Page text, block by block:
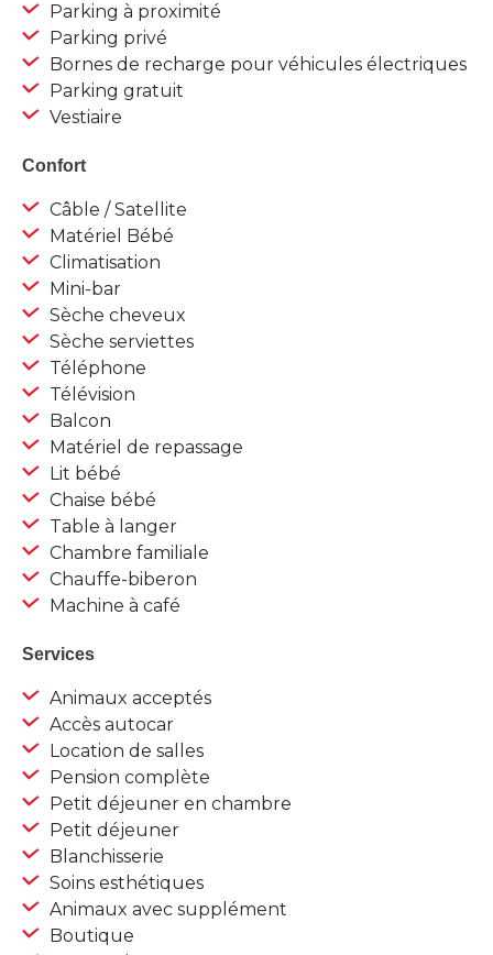
Parking à proximité
Parking privé
Bornes de recharge pour véhicules électriques
Parking gratuit
Vestiaire
Confort
Câble / Satellite
Matériel Bébé
Climatisation
Mini-bar
Sèche cheveux
Sèche serviettes
Téléphone
Télévision
Balcon
Matériel de repassage
Lit bébé
Chaise bébé
Table à langer
Chambre familiale
Chauffe-biberon
Machine à café
Services
Animaux acceptés
Accès autocar
Location de salles
Pension complète
Petit déjeuner en chambre
Petit déjeuner
Blanchisserie
Soins esthétiques
Animaux avec supplément
Boutique